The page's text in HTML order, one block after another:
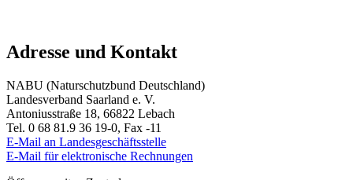
Adresse und Kontakt
NABU (Naturschutzbund Deutschland)
Landesverband Saarland e. V.
Antoniusstraße 18, 66822 Lebach
Tel. 0 68 81.9 36 19-0, Fax -11
E-Mail an Landesgeschäftsstelle
E-Mail für elektronische Rechnungen